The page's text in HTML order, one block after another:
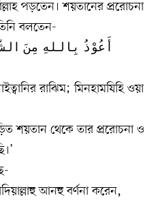
পড়তেন। শয়তানের প্ররোচনা
বলতেন-
أَعُوْذُ بِاللهِ مِنَ
রাঝিম; মিনহামযিহি ওয়া
শয়তান থেকে তার প্ররোচনা ও
আনহু বর্ণনা করেন,